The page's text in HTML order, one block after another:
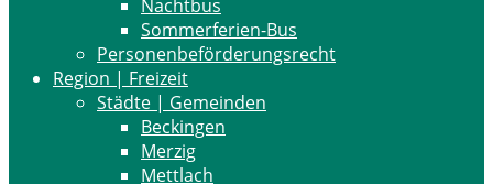
Nachtbus
Sommerferien-Bus
Personenbeförderungsrecht
Region | Freizeit
Städte | Gemeinden
Beckingen
Merzig
Mettlach